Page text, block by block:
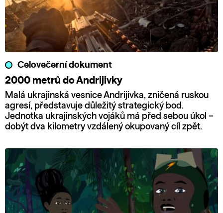
Celovečerní dokument
2000 metrů do Andrijivky
Malá ukrajinská vesnice Andrijivka, zničená ruskou
agresí, představuje důležitý strategický bod.
Jednotka ukrajinských vojáků má před sebou úkol –
dobýt dva kilometry vzdálený okupovaný cíl zpět.